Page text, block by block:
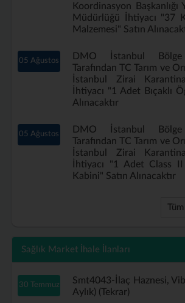
Koordinasyon Başkanlığı
Müdürlüğü İhtiyacı "37
Malzemesi" Satın
05 Ağustos
DMO İstanbul Bölge
Tarafından TC Tarım ve
İstanbul Zirai
İhtiyacı "1 Adet Bıçaklı
Alınacaktır
05 Ağustos
DMO İstanbul Bölge
Tarafından TC Tarım ve
İstanbul Zirai
İhtiyacı "1 Adet Class
Kabini" Satın Alınacaktır
Sağlık Market İhale İlanları
30 Temmuz
Smt4043-İlaç Haznesi,
Aylık) (Tekrar)